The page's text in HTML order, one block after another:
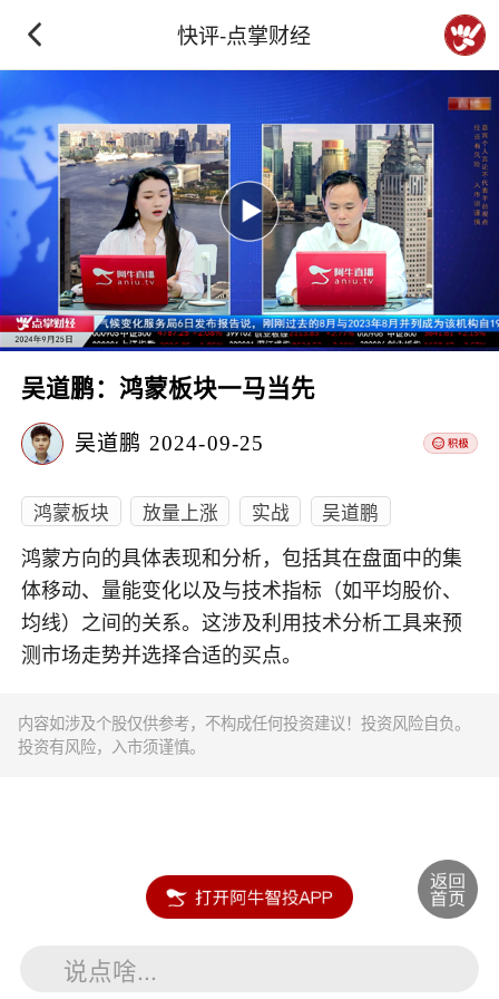
快评-点掌财经
吴道鹏：鸿蒙板块一马当先
吴道鹏 2024-09-25
鸿蒙板块 放量上涨 实战 吴道鹏
鸿蒙方向的具体表现和分析，包括其在盘面中的集
体移动、量能变化以及与技术指标（如平均股价、
均线）之间的关系。这涉及利用技术分析工具来预
测市场走势并选择合适的买点。
内容如涉及个股仅供参考，不构成任何投资建议！投资风险自负。
投资有风险，入市须谨慎。
说点啥...